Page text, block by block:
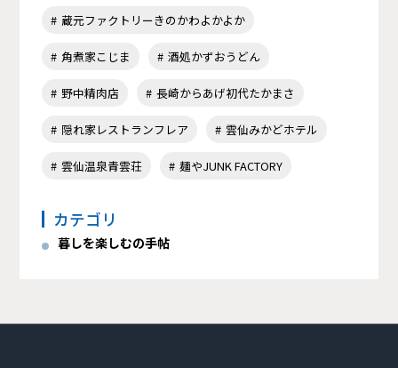
蔵元ファクトリーきのかわよかよか
角煮家こじま 酒処かずおうどん
野中精肉店 長崎からあげ初代たかまさ
隠れ家レストランフレア 雲仙みかどホテル
雲仙温泉青雲荘 麺やJUNK FACTORY
カテゴリ
暮しを楽しむの手帖